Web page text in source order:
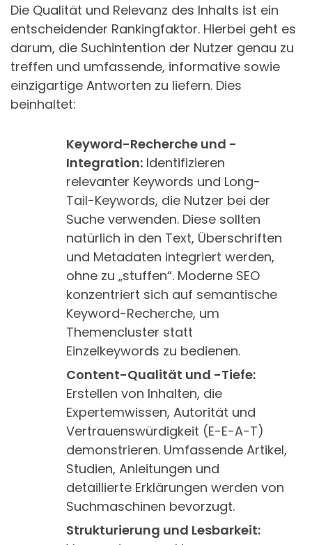
Die Qualität und Relevanz des Inhalts ist ein
entscheidender Rankingfaktor. Hierbei geht es
darum, die Suchintention der Nutzer genau zu
treffen und umfassende, informative sowie
einzigartige Antworten zu liefern. Dies
beinhaltet:
Keyword-Recherche und -
Integration: Identifizieren
relevanter Keywords und Long-
Tail-Keywords, die Nutzer bei der
Suche verwenden. Diese sollten
natürlich in den Text, Überschriften
und Metadaten integriert werden,
ohne zu „stuffen“. Moderne SEO
konzentriert sich auf semantische
Keyword-Recherche, um
Themencluster statt
Einzelkeywords zu bedienen.
Content-Qualität und -Tiefe:
Erstellen von Inhalten, die
Expertemwissen, Autorität und
Vertrauenswürdigkeit (E-E-A-T)
demonstrieren. Umfassende Artikel,
Studien, Anleitungen und
detaillierte Erklärungen werden von
Suchmaschinen bevorzugt.
Strukturierung und Lesbarkeit: